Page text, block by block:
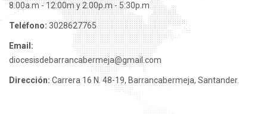
8:00a.m - 12:00m y 2:00p.m - 5:30p.m
Teléfono: 3028627765
Email:
diocesisdebarrancabermeja@gmail.com
Dirección: Carrera 16 N. 48-19, Barrancabermeja, Santander.